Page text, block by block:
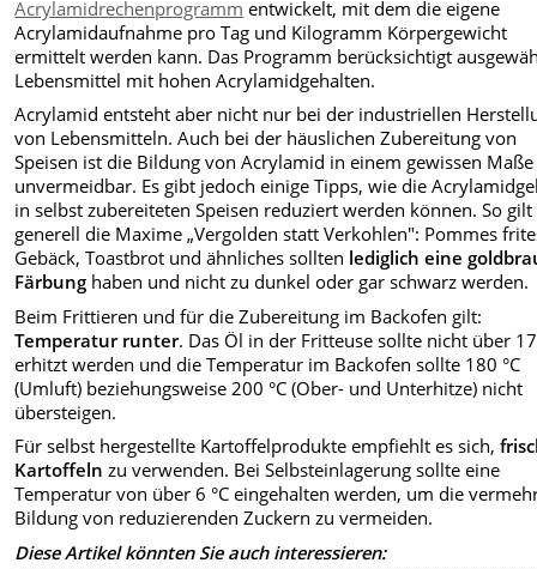
Acrylamidrechenprogramm entwickelt, mit dem die eigene
Acrylamidaufnahme pro Tag und Kilogramm Körpergewicht
ermittelt werden kann. Das Programm berücksichtigt
Lebensmittel mit hohen Acrylamidgehalten.
Acrylamid entsteht aber nicht nur bei der industriellen
von Lebensmitteln. Auch bei der häuslichen Zubereitung von
Speisen ist die Bildung von Acrylamid in einem gewissen Maße
unvermeidbar. Es gibt jedoch einige Tipps, wie die
in selbst zubereiteten Speisen reduziert werden können. So gilt
generell die Maxime „Vergolden statt Verkohlen": Pommes
Gebäck, Toastbrot und ähnliches sollten lediglich eine
Färbung haben und nicht zu dunkel oder gar schwarz werden.
Beim Frittieren und für die Zubereitung im Backofen gilt:
Temperatur runter. Das Öl in der Fritteuse sollte nicht über
erhitzt werden und die Temperatur im Backofen sollte 180 °C
(Umluft) beziehungsweise 200 °C (Ober- und Unterhitze) nicht
übersteigen.
Für selbst hergestellte Kartoffelprodukte empfiehlt es sich,
Kartoffeln zu verwenden. Bei Selbsteinlagerung sollte eine
Temperatur von über 6 °C eingehalten werden, um die
Bildung von reduzierenden Zuckern zu vermeiden.
Diese Artikel könnten Sie auch interessieren: